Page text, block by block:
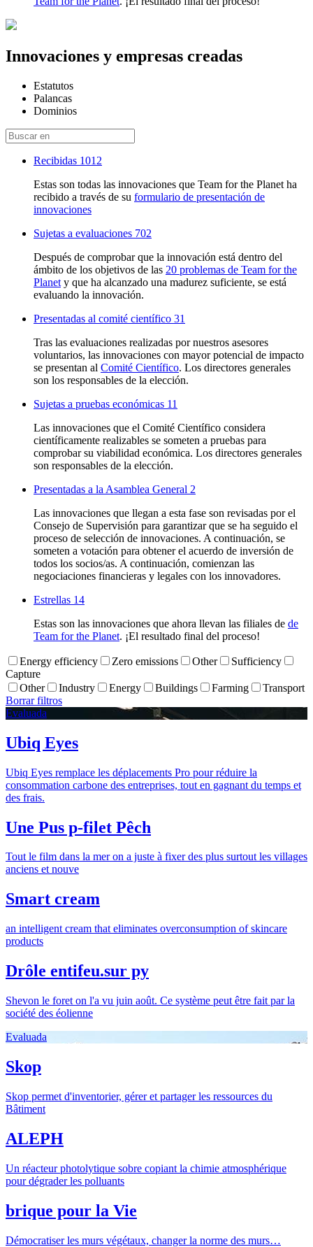
Innovaciones y empresas creadas
Estatutos
Palancas
Dominios
Recibidas 1012
Estas son todas las innovaciones que Team for the Planet ha
recibido a través de su formulario de presentación de
innovaciones
Sujetas a evaluaciones 702
Después de comprobar que la innovación está dentro del
ámbito de los objetivos de las 20 problemas de Team for the
Planet y que ha alcanzado una madurez suficiente, se está
evaluando la innovación.
Presentadas al comité científico 31
Tras las evaluaciones realizadas por nuestros asesores
voluntarios, las innovaciones con mayor potencial de impacto
se presentan al Comité Científico. Los directores generales
son los responsables de la elección.
Sujetas a pruebas económicas 11
Las innovaciones que el Comité Científico considera
científicamente realizables se someten a pruebas para
comprobar su viabilidad económica. Los directores generales
son responsables de la elección.
Presentadas a la Asamblea General 2
Las innovaciones que llegan a esta fase son revisadas por el
Consejo de Supervisión para garantizar que se ha seguido el
proceso de selección de innovaciones. A continuación, se
someten a votación para obtener el acuerdo de inversión de
todos los socios/as. A continuación, comienzan las
negociaciones financieras y legales con los innovadores.
Estrellas 14
Estas son las innovaciones que ahora llevan las filiales de de
Team for the Planet. ¡El resultado final del proceso!
Energy efficiency Zero emissions Other
Sufficiency
Capture
Other
Industry Energy Buildings Farming
Transport
Borrar filtros
Evaluada
Ubiq Eyes
Ubiq Eyes remplace les déplacements Pro pour réduire la
consommation carbone des entreprises, tout en gagnant du temps et
des frais.
Une Pus p-filet Pêch
Tout le film dans la mer on a juste à fixer des plus surtout les villages
anciens et nouve
Smart cream
an intelligent cream that eliminates overconsumption of skincare
products
Drôle entifeu.sur py
Shevon le foret on l'a vu juin août. Ce système peut être fait par la
société des éolienne
Evaluada
Skop
Skop permet d'inventorier, gérer et partager les ressources du
Bâtiment
ALEPH
Un réacteur photolytique sobre copiant la chimie atmosphérique
pour dégrader les polluants
brique pour la Vie
Démocratiser les murs végétaux, changer la norme des murs…